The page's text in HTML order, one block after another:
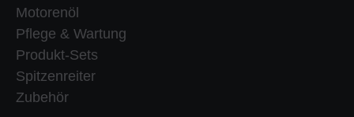
Motorenöl
Pflege & Wartung
Produkt-Sets
Spitzenreiter
Zubehör